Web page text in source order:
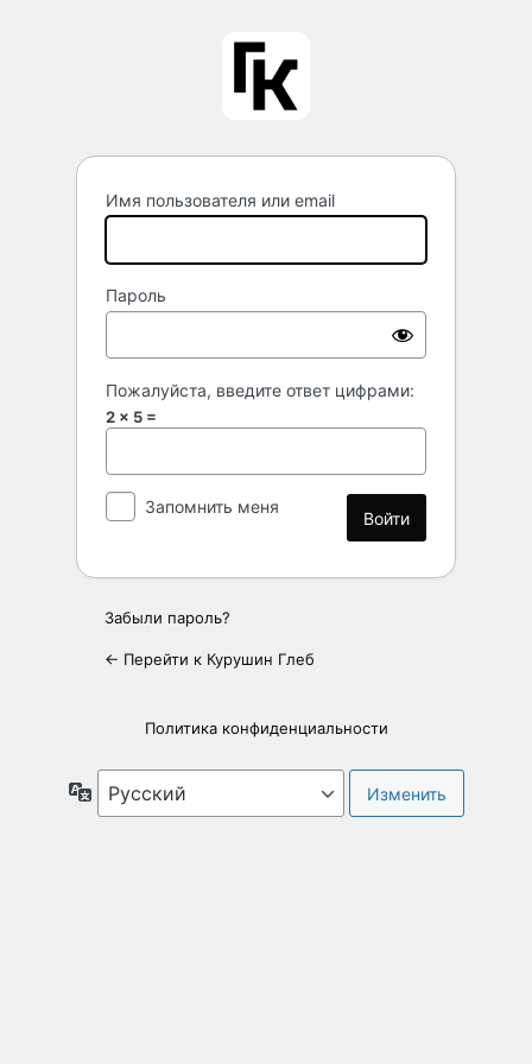
Имя пользователя или email
Пароль
Пожалуйста, введите ответ цифрами:
2 × 5 =
Запомнить меня
Забыли пароль?
← Перейти к Курушин Глеб
Политика конфиденциальности
Язык